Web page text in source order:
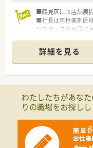
■鶴見区に３店舗展
■社長は男性薬剤師
りスタッフの意見に
■ドクターに声を掛
関係も良好です。
■施設在宅業務も各
い・学んでいきたい
■基本的に移動無しの
ができます。
■各店舗、最寄駅か
です。
詳細を見る
わたしたちがあな
りの職場をお探しし